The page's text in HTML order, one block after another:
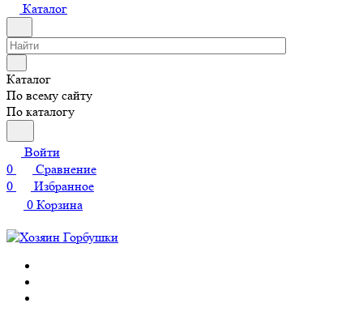
Каталог
Каталог
По всему сайту
По каталогу
Войти
0
Сравнение
0
Избранное
0 Корзина